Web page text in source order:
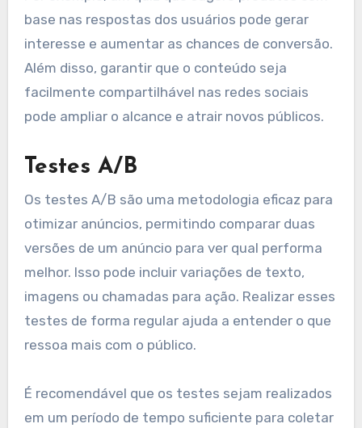
conteúdo não apenas capta a atenção, mas
também incentiva a participação ativa do
usuário, tornando a experiência mais
memorável.
base nas respostas dos usuários pode gerar
Além disso, garantir que o conteúdo seja
facilmente compartilhável nas redes sociais
pode ampliar o alcance e atrair novos públicos.
Testes A/B
Os testes A/B são uma metodologia eficaz para
versões de um anúncio para ver qual performa
melhor. Isso pode incluir variações de texto,